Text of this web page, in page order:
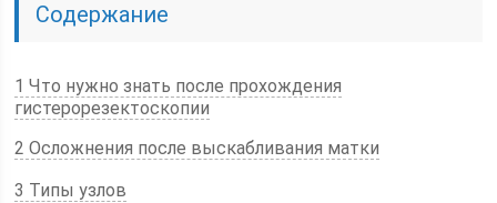
Содержание
1 Что нужно знать после прохождения
гистерорезектоскопии
2 Осложнения после выскабливания матки
3 Типы узлов